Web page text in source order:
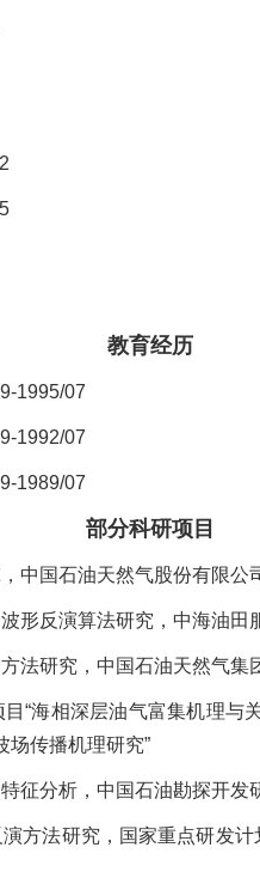
教育经历
1995/07
1992/07
1989/07
部分科研项目
中国石油天然气股份有限公
形反演算法研究，中海油田
法研究，中国石油天然气集
“海相深层油气富集机理与
场传播机理研究”
征分析，中国石油勘探开发
方法研究，国家重点研发